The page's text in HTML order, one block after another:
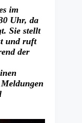
im
Uhr, da
Sie stellt
und ruft
der